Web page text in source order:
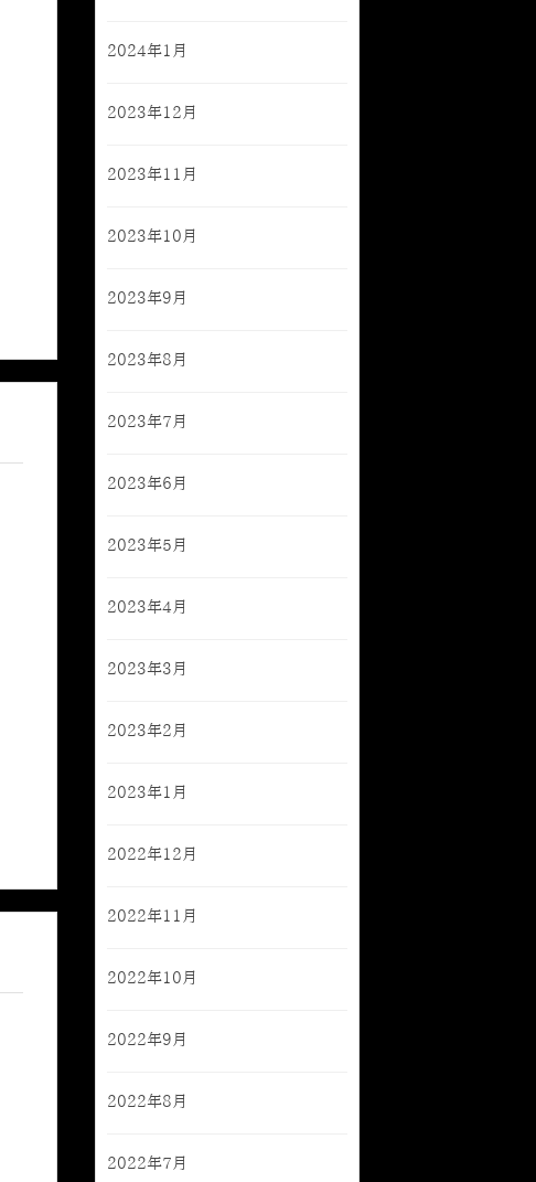
2024年1月
2023年12月
2023年11月
2023年10月
2023年9月
2023年8月
2023年7月
2023年6月
2023年5月
2023年4月
2023年3月
2023年2月
2023年1月
2022年12月
2022年11月
2022年10月
2022年9月
2022年8月
2022年7月